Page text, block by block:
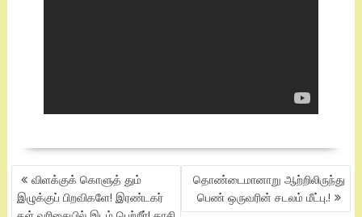
POST
NAVIGATION
விளக்குக் கொளுத் தும்
இழுக்குப் பிறவிகளே! இரண்டகர்
தொண்டைமானாறு ஆற்றிலிருந்து
பெண் ஒருவரின் சடலம் மீட்பு.!